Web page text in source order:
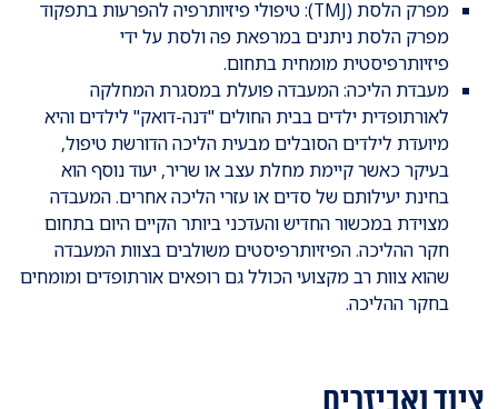
מפרק הלסת (TMJ): טיפולי פיזיותרפיה להפרעות בתפקוד
מפרק הלסת ניתנים במרפאת פה ולסת על ידי
פיזיותרפיסטית מומחית בתחום.
מעבדת הליכה: המעבדה פועלת במסגרת המחלקה
לאורתופדית ילדים בבית החולים "דנה-דואק" לילדים והיא
מיועדת לילדים הסובלים מבעית הליכה הדורשת טיפול,
בעיקר כאשר קיימת מחלת עצב או שריר, יעוד נוסף הוא
בחינת יעילותם של סדים או עזרי הליכה אחרים. המעבדה
מצוידת במכשור החדיש והעדכני ביותר הקיים היום בתחום
חקר ההליכה. הפיזיותרפיסטים משולבים בצוות המעבדה
שהוא צוות רב מקצועי הכולל גם רופאים אורתופדים ומומחים
בחקר ההליכה.